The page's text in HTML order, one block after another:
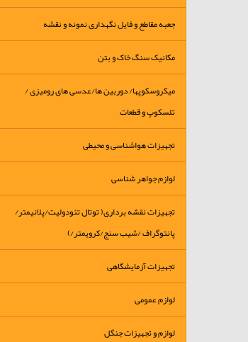
جعبه مقاطع و فایل نگهداری نمونه و نقشه
مکانیک سنگ خاک و بتن
میکروسکوپها/ دوربین ها/عدسی های رومیزی /
تلسکوپ و قطعات
تجهیزات هواشناسی و محیطی
لوازم جواهر شناسی
تجهیزات نقشه برداری( توتال تئودولیت/پلانیمتر/
پانتوگراف /شیب سنج/کرویمتر/)
تجهیزات آزمایشگاهی
لوازم عمومی
لوازم و تجهیزات جنگل